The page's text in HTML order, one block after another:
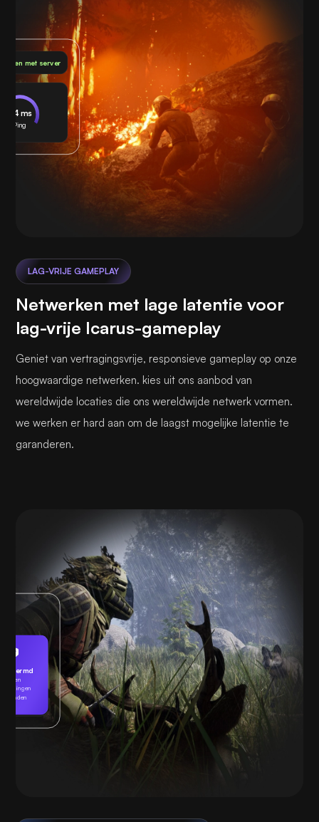
met server
24 ms
Ping
LAG-VRIJE GAMEPLAY
Netwerken met lage latentie voor
lag-vrije Icarus-gameplay
Geniet van vertragingsvrije, responsieve gameplay op onze
hoogwaardige netwerken. kies uit ons aanbod van
wereldwijde locaties die ons wereldwijde netwerk vormen.
we werken er hard aan om de laagst mogelijke latentie te
garanderen.
Geen
gevonden